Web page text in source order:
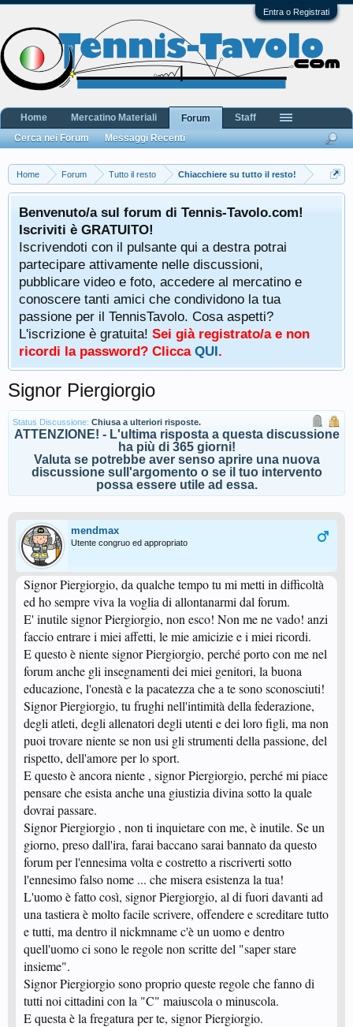
Entra o Registrati
Home Forum Tutto il resto Chiacchiere su tutto il resto!
Benvenuto/a sul forum di Tennis-Tavolo.com!
Iscriviti è GRATUITO!
Iscrivendoti con il pulsante qui a destra potrai
partecipare attivamente nelle discussioni,
pubblicare video e foto, accedere al mercatino e
conoscere tanti amici che condividono la tua
passione per il TennisTavolo. Cosa aspetti?
L'iscrizione è gratuita! Sei già registrato/a e non
ricordi la password? Clicca QUI.
Signor Piergiorgio
Status Discussione: Chiusa a ulteriori risposte.
ATTENZIONE! - L'ultima risposta a questa discussione
ha più di 365 giorni!
Valuta se potrebbe aver senso aprire una nuova
discussione sull'argomento o se il tuo intervento
possa essere utile ad essa.
mendmax
Utente congruo ed appropriato
Signor Piergiorgio, da qualche tempo tu mi metti in difficoltà
ed ho sempre viva la voglia di allontanarmi dal forum.
E' inutile signor Piergiorgio, non esco! Non me ne vado! anzi
faccio entrare i miei affetti, le mie amicizie e i miei ricordi.
E questo è niente signor Piergiorgio, perché porto con me nel
forum anche gli insegnamenti dei miei genitori, la buona
educazione, l'onestà e la pacatezza che a te sono sconosciuti!
Signor Piergiorgio, tu frughi nell'intimità della federazione,
degli atleti, degli allenatori degli utenti e dei loro figli, ma non
puoi trovare niente se non usi gli strumenti della passione, del
rispetto, dell'amore per lo sport.
E questo è ancora niente , signor Piergiorgio, perché mi piace
pensare che esista anche una giustizia divina sotto la quale
dovrai passare.
Signor Piergiorgio , non ti inquietare con me, è inutile. Se un
giorno, preso dall'ira, farai baccano sarai bannato da questo
forum per l'ennesima volta e costretto a riscriverti sotto
l'ennesimo falso nome ... che misera esistenza la tua!
L'uomo è fatto così, signor Piergiorgio, al di fuori davanti ad
una tastiera è molto facile scrivere, offendere e screditare tutto
e tutti, ma dentro il nickmname c'è un uomo e dentro
quell'uomo ci sono le regole non scritte del "saper stare
insieme".
Signor Piergiorgio sono proprio queste regole che fanno di
tutti noi cittadini con la "C" maiuscola o minuscola.
E questa è la fregatura per te, signor Piergiorgio.
Home Mercatino Materiali
Forum
Cerca nei Forum
Messaggi Recenti
Staff